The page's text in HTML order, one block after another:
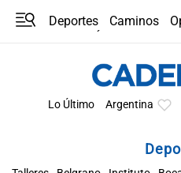
Deportes Caminos
Lo Último Argentina